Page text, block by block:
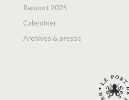
Rapport 2025
Calendrier
Archives & presse